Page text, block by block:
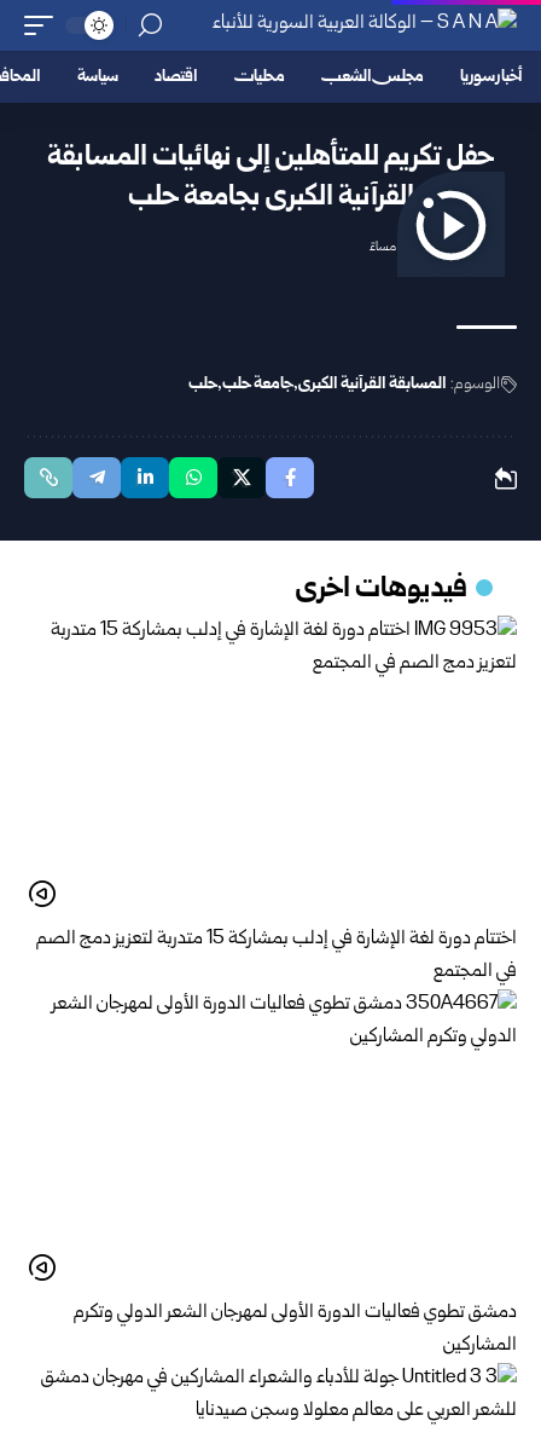
أخبار سوريا مجلس الشعب محليات اقتصاد سياسة
حفل تكريم للمتأهلين إلى نهائيات المسابقة
القرآنية الكبرى بجامعة حلب
2025/11/02 8:10 مساءً
الوسوم: المسابقة القرآنية الكبرى جامعة حلب حلب
فيديوهات اخرى
اختتام دورة لغة الإشارة في إدلب بمشاركة 15 متدربة لتعزيز دمج الصم
في المجتمع
دمشق تطوي فعاليات الدورة الأولى لمهرجان الشعر الدولي وتكرم
المشاركين